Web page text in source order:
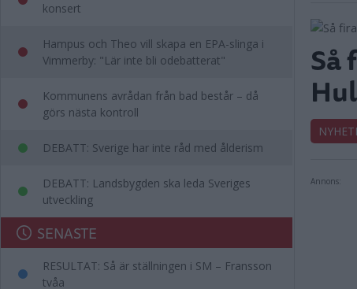
konsert
Hampus och Theo vill skapa en EPA-slinga i
Vimmerby: "Lär inte bli odebatterat"
Kommunens avrådan från bad består – då
görs nästa kontroll
DEBATT: Sverige har inte råd med ålderism
DEBATT: Landsbygden ska leda Sveriges
utveckling
SENASTE
RESULTAT: Så är ställningen i SM – Fransson
tvåa
Så
Annons: